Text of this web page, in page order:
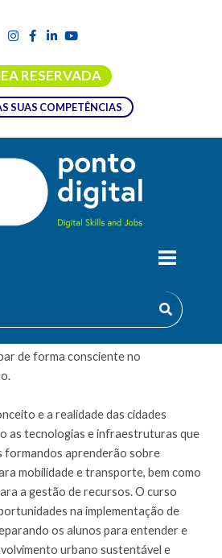
RESERVADA
SUAS COMPETÊNCIAS
as cidades do futuro! Neste curso,
de forma consciente no
e a realidade das cidades
as tecnologias e infraestruturas que
formandos aprenderão sobre
mobilidade e transporte, bem como
a gestão de recursos. O curso
na implementação de
os alunos para entender e
urbano sustentável e